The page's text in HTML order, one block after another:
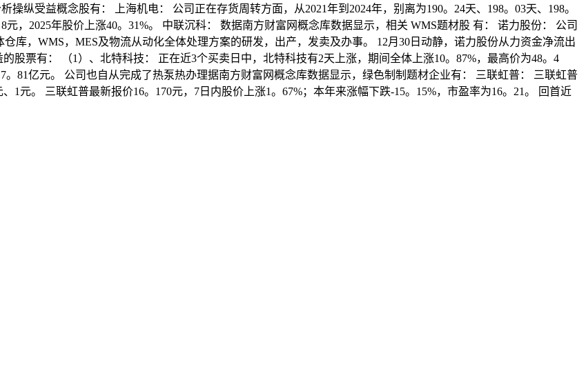
纵受益概念股有： 上海机电： 公司正在存货周转方面，从2021年到2024年，别离为190。24天、198。03天、198。
，2025年股价上涨40。31%。 中联沉科： 数据南方财富网概念库数据显示，相关 WMS题材股 有： 诺力股份： 公司
库，WMS，MES及物流从动化全体处理方案的研发，出产，发卖及办事。 12月30日动静，诺力股份从力资金净流出
股票有： （1）、北特科技： 正在近3个买卖日中，北特科技有2天上涨，期间全体上涨10。87%，最高价为48。4
81亿元。 公司也自从完成了热泵热办理据南方财富网概念库数据显示，绿色制制题材企业有： 三联虹普： 三联虹普
1元。 三联虹普最新报价16。170元，7日内股价上涨1。67%；本年来涨幅下跌-15。15%，市盈率为16。21。 回首近